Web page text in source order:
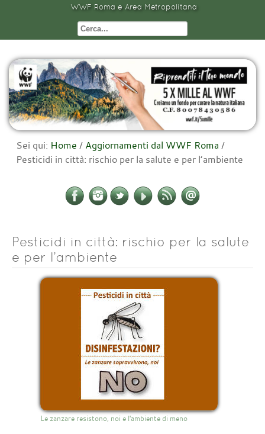
WWF Roma e Area Metropolitana
Sei qui: Home / Aggiornamenti dal WWF Roma /
Pesticidi in città: rischio per la salute e per l’ambiente
Pesticidi in città: rischio per la salute
e per l’ambiente
Le zanzare resistono, noi e l'ambiente di meno